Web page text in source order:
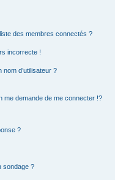
des membres connectés ?
incorrecte !
d’utilisateur ?
me demande de me connecter !?
?
sondage ?